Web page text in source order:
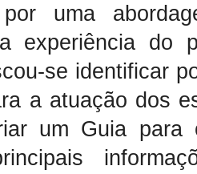
por uma
experiência do
se identificar
a atuação dos
um Guia para